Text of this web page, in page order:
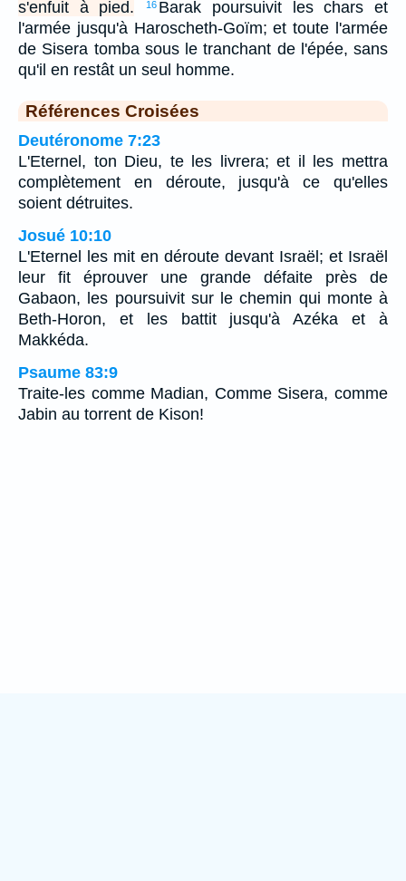
s'enfuit à pied. 16 Barak poursuivit les chars et
l'armée jusqu'à Haroscheth-Goïm; et toute l'armée
de Sisera tomba sous le tranchant de l'épée, sans
qu'il en restât un seul homme.
Références Croisées
Deutéronome 7:23
L'Eternel, ton Dieu, te les livrera; et il les mettra
complètement en déroute, jusqu'à ce qu'elles
soient détruites.
Josué 10:10
L'Eternel les mit en déroute devant Israël; et Israël
leur fit éprouver une grande défaite près de
Gabaon, les poursuivit sur le chemin qui monte à
Beth-Horon, et les battit jusqu'à Azéka et à
Makkéda.
Psaume 83:9
Traite-les comme Madian, Comme Sisera, comme
Jabin au torrent de Kison!